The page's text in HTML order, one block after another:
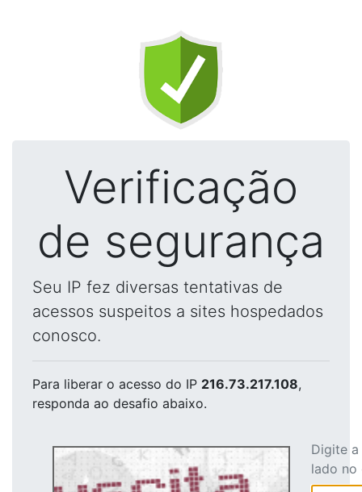
Verificação
de segurança
Seu IP fez diversas tentativas de
acessos suspeitos a sites hospedados
conosco.
Para liberar o acesso do IP 216.73.217.108,
responda ao desafio abaixo.
Digite
lado no